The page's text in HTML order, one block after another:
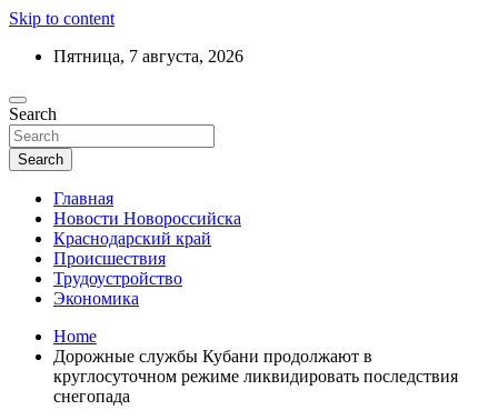
Skip to content
Пятница, 7 августа, 2026
Актуальные новости Новороссийска и
Краснодарского края
Ежедневный дайджест событий региона
Search
Search
Главная
Новости Новороссийска
Краснодарский край
Происшествия
Трудоустройство
Экономика
Home
Дорожные службы Кубани продолжают в
круглосуточном режиме ликвидировать последствия
снегопада